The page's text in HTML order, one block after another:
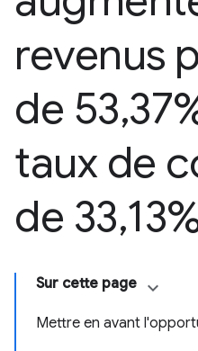
revenus
de 53,
taux de
de 33,
Sur cette page
Mettre en avant